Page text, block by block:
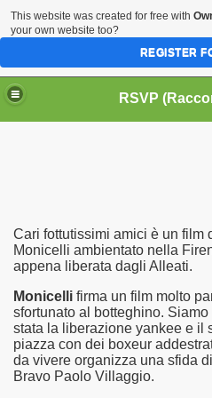
HOME BIOGRAFIE
DATABASE LIBRI
LIBRI
Cari fottutissimi amici è un film
Monicelli ambientato nella
appena liberata dagli Alleati.
Monicelli firma un film molto
sfortunato al botteghino.
stata la liberazione yankee e il
piazza con dei boxeur
da vivere organizza una sfida
Bravo Paolo Villaggio.
This website was created for free with
your own website too?
REGISTER